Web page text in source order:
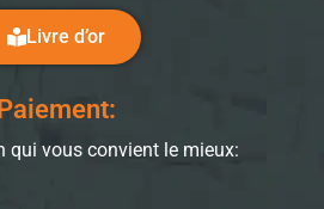
Livre d’or
Paiement:
qui vous convient le mieux: